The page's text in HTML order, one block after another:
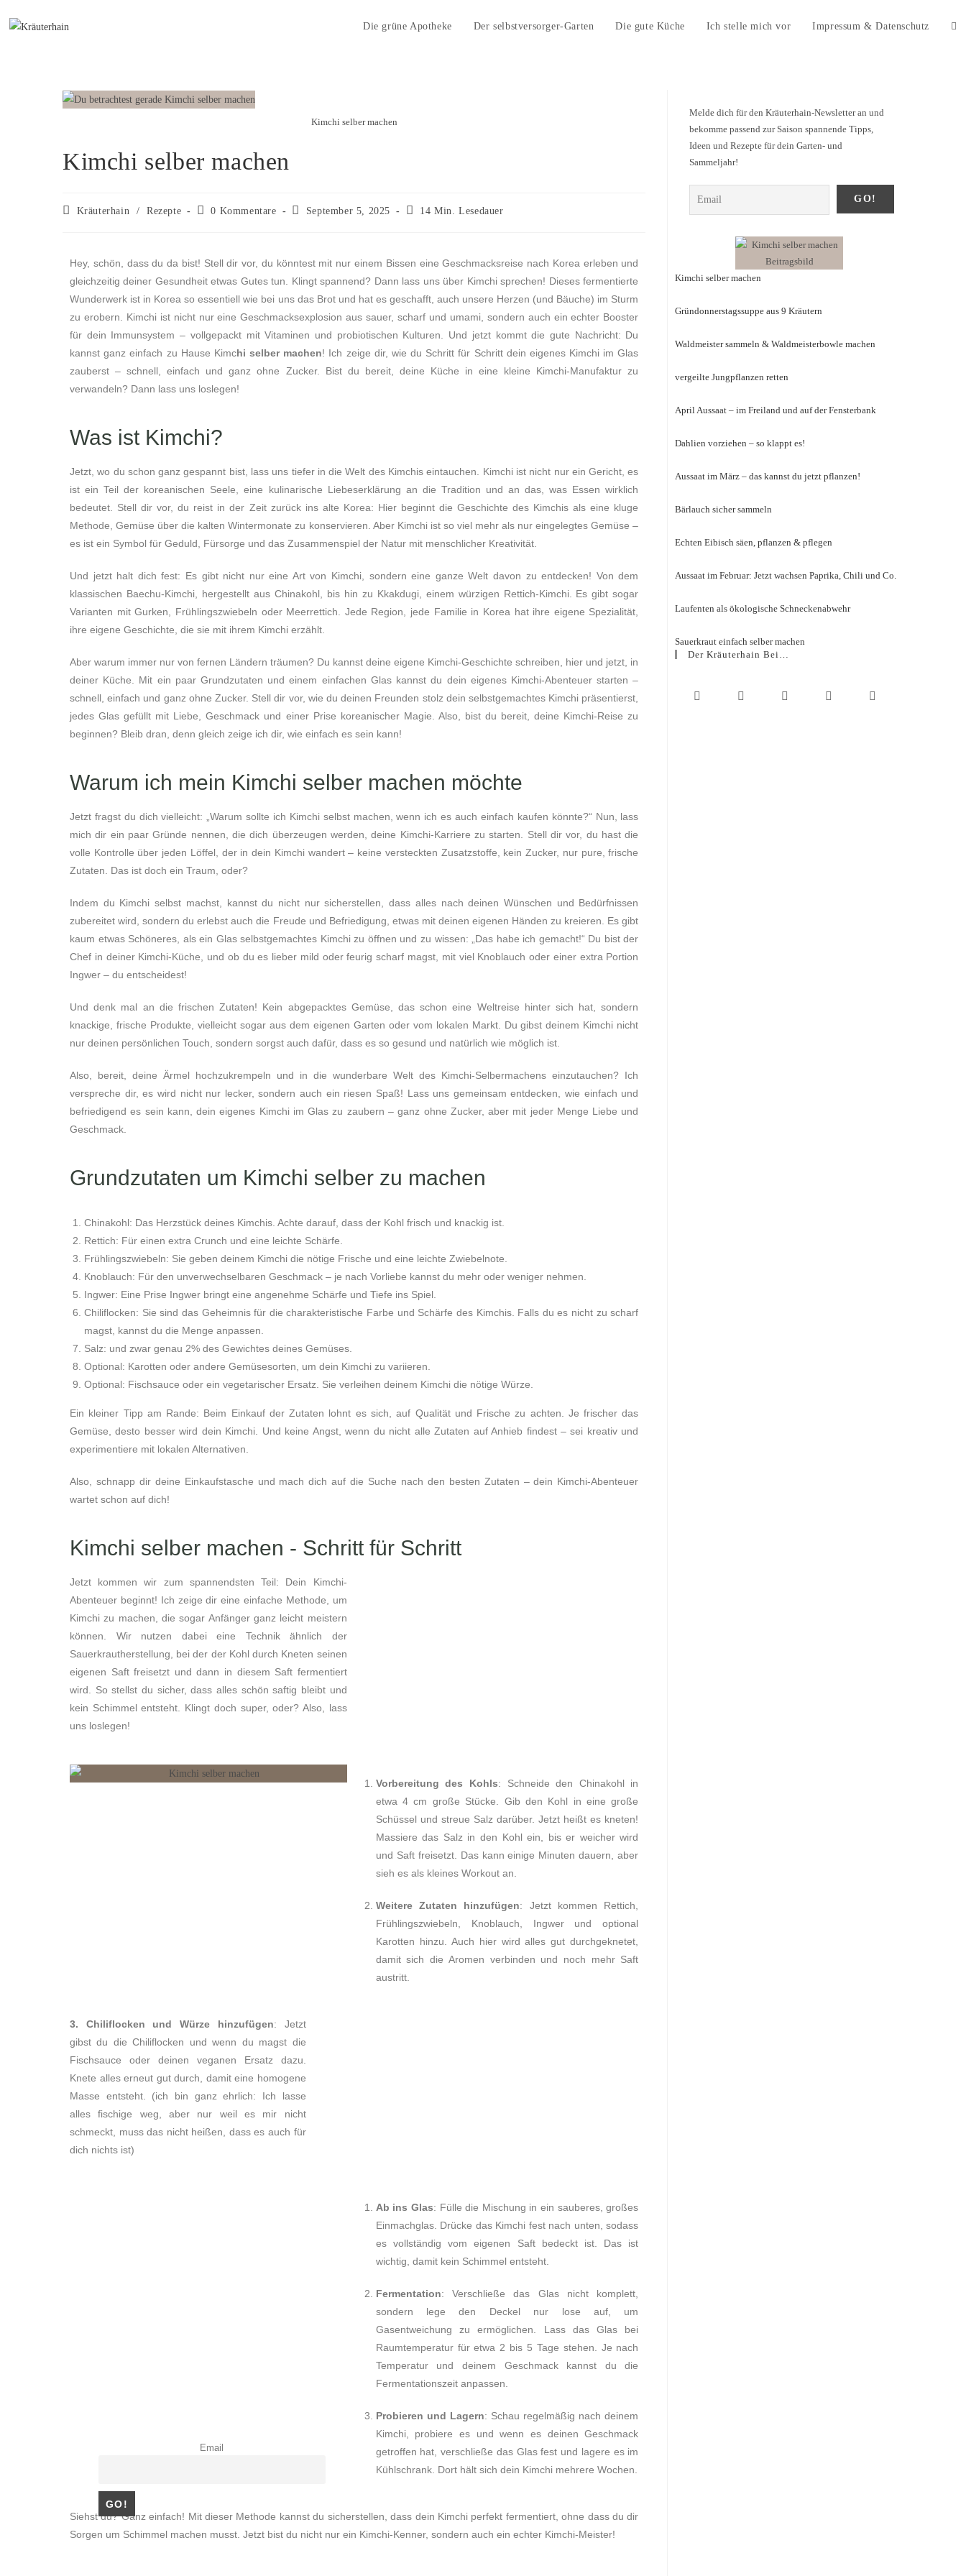
Die grüne Apotheke Der selbstversorger-Garten Die gute Küche Ich stelle mich vor Impressum & Datenschutz
Kimchi selber machen
Kimchi selber machen
Kräuterhain / Rezepte 0 Kommentare September 5, 2025 14 Min. Lesedauer
Hey, schön, dass du da bist! Stell dir vor, du könntest mit nur einem Bissen eine Geschmacksreise nach Korea erleben und
gleichzeitig deiner Gesundheit etwas Gutes tun. Klingt spannend? Dann lass uns über Kimchi sprechen! Dieses fermentierte
Wunderwerk ist in Korea so essentiell wie bei uns das Brot und hat es geschafft, auch unsere Herzen (und Bäuche) im Sturm
zu erobern. Kimchi ist nicht nur eine Geschmacksexplosion aus sauer, scharf und umami, sondern auch ein echter Booster
für dein Immunsystem – vollgepackt mit Vitaminen und probiotischen Kulturen. Und jetzt kommt die gute Nachricht: Du
kannst ganz einfach zu Hause Kimchi selber machen! Ich zeige dir, wie du Schritt für Schritt dein eigenes Kimchi im Glas
zauberst – schnell, einfach und ganz ohne Zucker. Bist du bereit, deine Küche in eine kleine Kimchi-Manufaktur zu
verwandeln? Dann lass uns loslegen!
Was ist Kimchi?
Jetzt, wo du schon ganz gespannt bist, lass uns tiefer in die Welt des Kimchis eintauchen. Kimchi ist nicht nur ein Gericht, es
ist ein Teil der koreanischen Seele, eine kulinarische Liebeserklärung an die Tradition und an das, was Essen wirklich
bedeutet. Stell dir vor, du reist in der Zeit zurück ins alte Korea: Hier beginnt die Geschichte des Kimchis als eine kluge
Methode, Gemüse über die kalten Wintermonate zu konservieren. Aber Kimchi ist so viel mehr als nur eingelegtes Gemüse –
es ist ein Symbol für Geduld, Fürsorge und das Zusammenspiel der Natur mit menschlicher Kreativität.
Und jetzt halt dich fest: Es gibt nicht nur eine Art von Kimchi, sondern eine ganze Welt davon zu entdecken! Von dem
klassischen Baechu-Kimchi, hergestellt aus Chinakohl, bis hin zu Kkakdugi, einem würzigen Rettich-Kimchi. Es gibt sogar
Varianten mit Gurken, Frühlingszwiebeln oder Meerrettich. Jede Region, jede Familie in Korea hat ihre eigene Spezialität,
ihre eigene Geschichte, die sie mit ihrem Kimchi erzählt.
Aber warum immer nur von fernen Ländern träumen? Du kannst deine eigene Kimchi-Geschichte schreiben, hier und jetzt, in
deiner Küche. Mit ein paar Grundzutaten und einem einfachen Glas kannst du dein eigenes Kimchi-Abenteuer starten –
schnell, einfach und ganz ohne Zucker. Stell dir vor, wie du deinen Freunden stolz dein selbstgemachtes Kimchi präsentierst,
jedes Glas gefüllt mit Liebe, Geschmack und einer Prise koreanischer Magie. Also, bist du bereit, deine Kimchi-Reise zu
beginnen? Bleib dran, denn gleich zeige ich dir, wie einfach es sein kann!
Warum ich mein Kimchi selber machen möchte
Jetzt fragst du dich vielleicht: „Warum sollte ich Kimchi selbst machen, wenn ich es auch einfach kaufen könnte?“ Nun, lass
mich dir ein paar Gründe nennen, die dich überzeugen werden, deine Kimchi-Karriere zu starten. Stell dir vor, du hast die
volle Kontrolle über jeden Löffel, der in dein Kimchi wandert – keine versteckten Zusatzstoffe, kein Zucker, nur pure, frische
Zutaten. Das ist doch ein Traum, oder?
Indem du Kimchi selbst machst, kannst du nicht nur sicherstellen, dass alles nach deinen Wünschen und Bedürfnissen
zubereitet wird, sondern du erlebst auch die Freude und Befriedigung, etwas mit deinen eigenen Händen zu kreieren. Es gibt
kaum etwas Schöneres, als ein Glas selbstgemachtes Kimchi zu öffnen und zu wissen: „Das habe ich gemacht!“ Du bist der
Chef in deiner Kimchi-Küche, und ob du es lieber mild oder feurig scharf magst, mit viel Knoblauch oder einer extra Portion
Ingwer – du entscheidest!
Und denk mal an die frischen Zutaten! Kein abgepacktes Gemüse, das schon eine Weltreise hinter sich hat, sondern
knackige, frische Produkte, vielleicht sogar aus dem eigenen Garten oder vom lokalen Markt. Du gibst deinem Kimchi nicht
nur deinen persönlichen Touch, sondern sorgst auch dafür, dass es so gesund und natürlich wie möglich ist.
Also, bereit, deine Ärmel hochzukrempeln und in die wunderbare Welt des Kimchi-Selbermachens einzutauchen? Ich
verspreche dir, es wird nicht nur lecker, sondern auch ein riesen Spaß! Lass uns gemeinsam entdecken, wie einfach und
befriedigend es sein kann, dein eigenes Kimchi im Glas zu zaubern – ganz ohne Zucker, aber mit jeder Menge Liebe und
Geschmack.
Grundzutaten um Kimchi selber zu machen
Chinakohl: Das Herzstück deines Kimchis. Achte darauf, dass der Kohl frisch und knackig ist.
Rettich: Für einen extra Crunch und eine leichte Schärfe.
Frühlingszwiebeln: Sie geben deinem Kimchi die nötige Frische und eine leichte Zwiebelnote.
Knoblauch: Für den unverwechselbaren Geschmack – je nach Vorliebe kannst du mehr oder weniger nehmen.
Ingwer: Eine Prise Ingwer bringt eine angenehme Schärfe und Tiefe ins Spiel.
Chiliflocken: Sie sind das Geheimnis für die charakteristische Farbe und Schärfe des Kimchis. Falls du es nicht zu scharf
magst, kannst du die Menge anpassen.
Salz: und zwar genau 2% des Gewichtes deines Gemüses.
Optional: Karotten oder andere Gemüsesorten, um dein Kimchi zu variieren.
Optional: Fischsauce oder ein vegetarischer Ersatz. Sie verleihen deinem Kimchi die nötige Würze.
Ein kleiner Tipp am Rande: Beim Einkauf der Zutaten lohnt es sich, auf Qualität und Frische zu achten. Je frischer das
Gemüse, desto besser wird dein Kimchi. Und keine Angst, wenn du nicht alle Zutaten auf Anhieb findest – sei kreativ und
experimentiere mit lokalen Alternativen.
Also, schnapp dir deine Einkaufstasche und mach dich auf die Suche nach den besten Zutaten – dein Kimchi-Abenteuer
wartet schon auf dich!
Kimchi selber machen - Schritt für Schritt
Jetzt kommen wir zum spannendsten Teil: Dein Kimchi-
Abenteuer beginnt! Ich zeige dir eine einfache Methode, um
Kimchi zu machen, die sogar Anfänger ganz leicht meistern
können. Wir nutzen dabei eine Technik ähnlich der
Sauerkrautherstellung, bei der der Kohl durch Kneten seinen
eigenen Saft freisetzt und dann in diesem Saft fermentiert
wird. So stellst du sicher, dass alles schön saftig bleibt und
kein Schimmel entsteht. Klingt doch super, oder? Also, lass
uns loslegen!
Vorbereitung des Kohls: Schneide den Chinakohl in
etwa 4 cm große Stücke. Gib den Kohl in eine große
Schüssel und streue Salz darüber. Jetzt heißt es kneten!
Massiere das Salz in den Kohl ein, bis er weicher wird
und Saft freisetzt. Das kann einige Minuten dauern, aber
sieh es als kleines Workout an.
Weitere Zutaten hinzufügen: Jetzt kommen Rettich,
Frühlingszwiebeln, Knoblauch, Ingwer und optional
Karotten hinzu. Auch hier wird alles gut durchgeknetet,
damit sich die Aromen verbinden und noch mehr Saft
austritt.
3. Chiliflocken und Würze hinzufügen: Jetzt
gibst du die Chiliflocken und wenn du magst die
Fischsauce oder deinen veganen Ersatz dazu.
Knete alles erneut gut durch, damit eine homogene
Masse entsteht. (ich bin ganz ehrlich: Ich lasse
alles fischige weg, aber nur weil es mir nicht
schmeckt, muss das nicht heißen, dass es auch für
dich nichts ist)
Ab ins Glas: Fülle die Mischung in ein sauberes, großes
Einmachglas. Drücke das Kimchi fest nach unten, sodass
es vollständig vom eigenen Saft bedeckt ist. Das ist
wichtig, damit kein Schimmel entsteht.
Fermentation: Verschließe das Glas nicht komplett,
sondern lege den Deckel nur lose auf, um
Gasentweichung zu ermöglichen. Lass das Glas bei
Raumtemperatur für etwa 2 bis 5 Tage stehen. Je nach
Temperatur und deinem Geschmack kannst du die
Fermentationszeit anpassen.
Probieren und Lagern: Schau regelmäßig nach deinem
Kimchi, probiere es und wenn es deinen Geschmack
getroffen hat, verschließe das Glas fest und lagere es im
Kühlschrank. Dort hält sich dein Kimchi mehrere Wochen.
Siehst du? Ganz einfach! Mit dieser Methode kannst du sicherstellen, dass dein Kimchi perfekt fermentiert, ohne dass du dir
Sorgen um Schimmel machen musst. Jetzt bist du nicht nur ein Kimchi-Kenner, sondern auch ein echter Kimchi-Meister!
Email
Melde dich für den Kräuterhain-Newsletter an und
bekomme passend zur Saison spannende Tipps,
Ideen und Rezepte für dein Garten- und
Sammeljahr!
Kimchi selber machen
Gründonnerstagssuppe aus 9 Kräutern
Waldmeister sammeln & Waldmeisterbowle machen
vergeilte Jungpflanzen retten
April Aussaat – im Freiland und auf der Fensterbank
Dahlien vorziehen – so klappt es!
Aussaat im März – das kannst du jetzt pflanzen!
Bärlauch sicher sammeln
Echten Eibisch säen, pflanzen & pflegen
Aussaat im Februar: Jetzt wachsen Paprika, Chili und Co.
Laufenten als ökologische Schneckenabwehr
Sauerkraut einfach selber machen
Der Kräuterhain Bei…